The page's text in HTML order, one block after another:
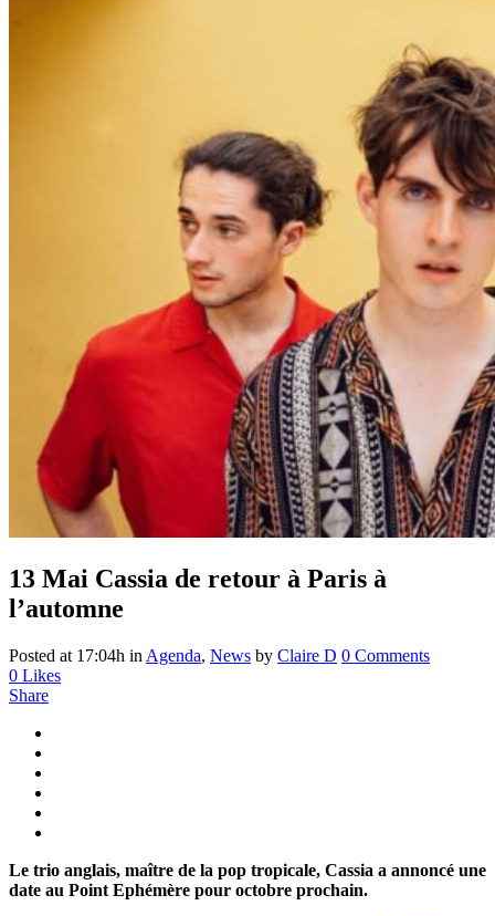
13 Mai Cassia de retour à Paris à
l’automne
Posted at 17:04h in Agenda, News by Claire D 0 Comments
0 Likes
Share
Le trio anglais, maître de la pop tropicale, Cassia a annoncé une
date au Point Ephémère pour octobre prochain.